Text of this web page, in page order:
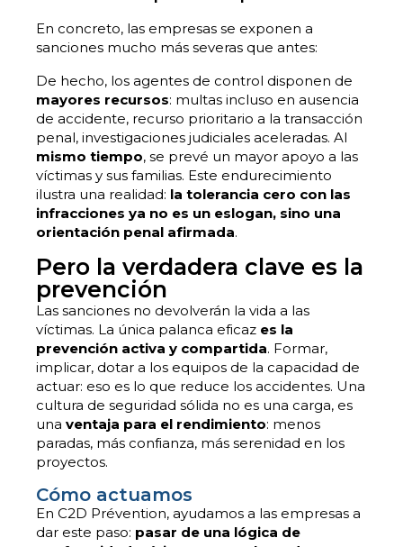
En concreto, las empresas se exponen a
sanciones mucho más severas que antes:
De hecho, los agentes de control disponen de
mayores recursos: multas incluso en ausencia
de accidente, recurso prioritario a la transacción
penal, investigaciones judiciales aceleradas. Al
mismo tiempo, se prevé un mayor apoyo a las
víctimas y sus familias. Este endurecimiento
ilustra una realidad: la tolerancia cero con las
infracciones ya no es un eslogan, sino una
orientación penal afirmada.
Pero la verdadera clave es la
prevención
Las sanciones no devolverán la vida a las
víctimas. La única palanca eficaz es la
prevención activa y compartida. Formar,
implicar, dotar a los equipos de la capacidad de
actuar: eso es lo que reduce los accidentes. Una
cultura de seguridad sólida no es una carga, es
una ventaja para el rendimiento: menos
paradas, más confianza, más serenidad en los
proyectos.
Cómo actuamos
En C2D Prévention, ayudamos a las empresas a
dar este paso: pasar de una lógica de